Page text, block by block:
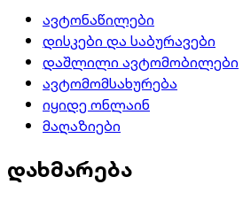
ავტონაწილები
დისკები და საბურავები
დაშლილი ავტომობილები
ავტომომსახურება
იყიდე ონლაინ
მაღაზიები
დახმარება